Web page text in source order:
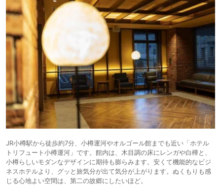
豪華で美味しく感じます（笑）
小樽駅からは徒歩10分強、バスもありますが...
小樽運河にもほど近く、何度でも時間を変えて見たい運河の風景もばっち
り堪能出来ます。
UNWIND HOTEL & BAR 小樽
https://www.hotel-unwind.com/otaru/
JR小樽駅から徒歩約7分、小樽運河やオルゴール館までも近い「ホテル
トリフュート小樽運河」です。館内は、木目調の床にレンガや白樺と、
小樽らしいモダンなデザインに期待も膨らみます。安くて機能的なビジ
ネスホテルより、グッと旅気分が出て気分が上がります。ぬくもりも感
じる心地よい空間は、第二の故郷にしたいほど。